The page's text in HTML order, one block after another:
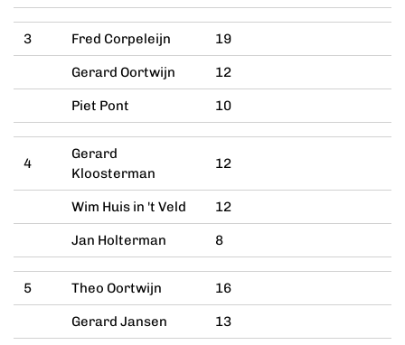
3 Fred Corpeleijn 19
Gerard Oortwijn 12
Piet Pont 10
4
Gerard
Kloosterman
12
Wim Huis in 't Veld 12
Jan Holterman 8
5 Theo Oortwijn 16
Gerard Jansen 13